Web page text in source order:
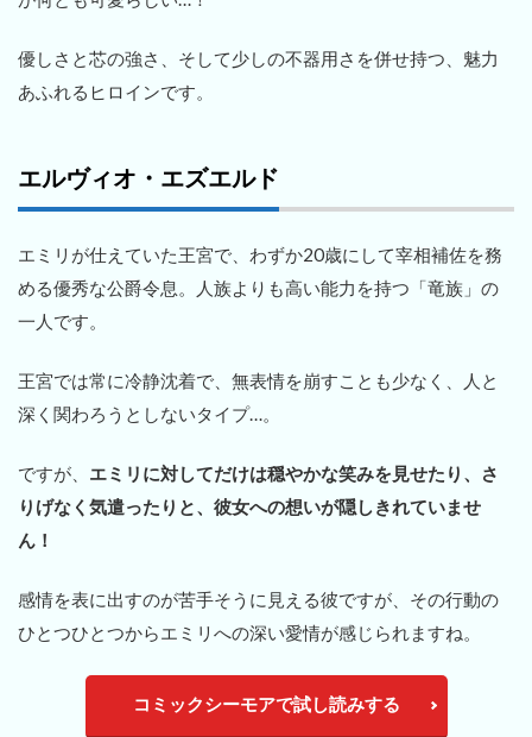
優しさと芯の強さ、そして少しの不器用さを併せ持つ、魅力
あふれるヒロインです。
エルヴィオ・エズエルド
エミリが仕えていた王宮で、わずか20歳にして宰相補佐を務
める優秀な公爵令息。人族よりも高い能力を持つ「竜族」の
一人です。
王宮では常に冷静沈着で、無表情を崩すことも少なく、人と
深く関わろうとしないタイプ…。
ですが、 エミリに対してだけは穏やかな笑みを見せたり、さ
りげなく気遣ったりと、彼女への想いが隠しきれていませ
ん！
感情を表に出すのが苦手そうに見える彼ですが、その行動の
ひとつひとつからエミリへの深い愛情が感じられますね。
コミックシーモアで試し読みする